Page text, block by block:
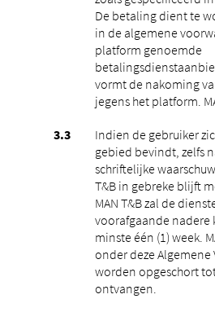
De betaling dient te
in de algemene
platform genoemde
vormt de nakoming
jegens het platform.
Indien de gebruiker
gebied bevindt, zelfs
schriftelijke
T&B in gebreke blijft
MAN T&B zal de
voorafgaande nadere
minste één (1) week.
onder deze Algemene
worden opgeschort
ontvangen.